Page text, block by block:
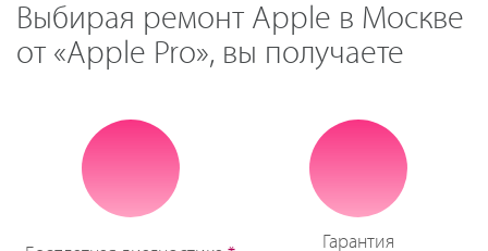
Выбирая ремонт Apple в Москве
от «Apple Pro», вы получаете
Гарантия